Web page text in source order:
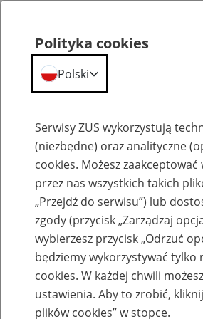
Aktualności
Inne
czerwca
2020
Polityka cookies
Polski
Serwisy ZUS wykorzystują
(niezbędne) oraz analityczne
cookies. Możesz
przez nas wszystkich takich
„Przejdź do serwisu”) lub
zgody (przycisk „Zarządzaj
wybierzesz przycisk „Odrzuć
będziemy wykorzystywać tylko
cookies. W każdej chwili
ustawienia. Aby to zrobić,
plików cookies” w stopce.